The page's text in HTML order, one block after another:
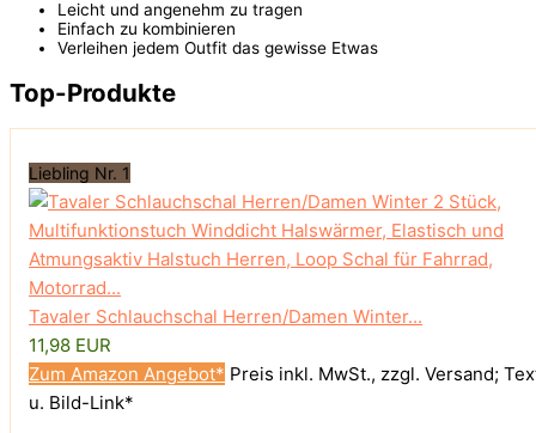
Leicht und angenehm zu tragen
Einfach zu kombinieren
Verleihen jedem Outfit das gewisse Etwas
Top-Produkte
Liebling Nr. 1
Tavaler Schlauchschal Herren/Damen Winter...
11,98 EUR
Zum Amazon Angebot* Preis inkl. MwSt., zzgl. Versand;
u. Bild-Link*